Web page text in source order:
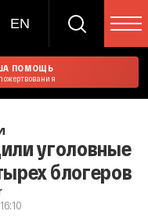
EN
ПОМОЩЬ
уголовные
блогеров